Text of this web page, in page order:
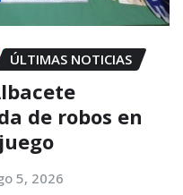
ÚLTIMAS NOTICIAS
de robos en
5, 2026